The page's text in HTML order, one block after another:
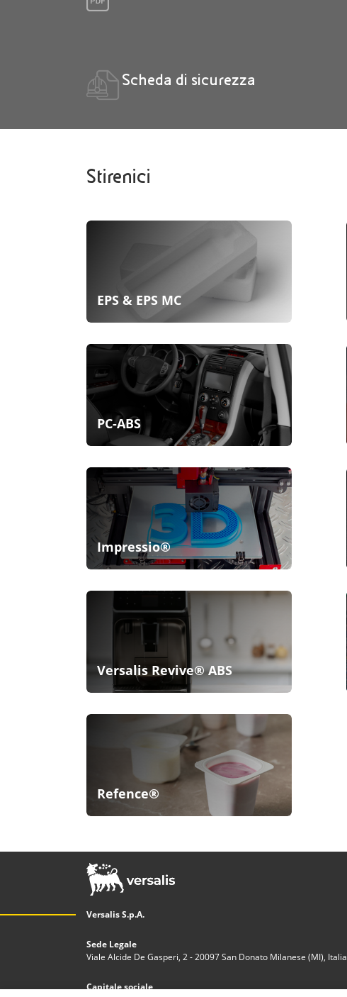
Scheda di sicurezza
Stirenici
EPS & EPS MC
PC-ABS
Impressio®
Versalis Revive® ABS
Refence®
Versalis S.p.A.
Sede Legale
Viale Alcide De Gasperi, 2 - 20097 San Donato Milanese (MI), Italia
Capitale sociale